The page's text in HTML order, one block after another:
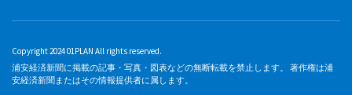
Copyright 2024 01PLAN All rights reserved.
浦安経済新聞に掲載の記事・写真・図表などの無断転載を禁止します。 著作権は浦
安経済新聞またはその情報提供者に属します。